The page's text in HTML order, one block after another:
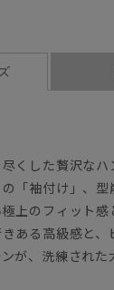
くした贅沢な
「袖付け」、
上のフィット
ある高級感と
が、洗練された